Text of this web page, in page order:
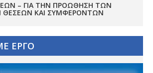
– ΓΙΑ ΤΗΝ ΠΡΟΏΘΗΣΗ ΤΩΝ
ΘΈΣΕΩΝ ΚΑΙ ΣΥΜΦΕΡΌΝΤΩΝ
ΕΡΓΟ